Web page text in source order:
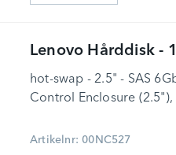
Lenovo Hårddisk -
hot-swap - 2.5" - SAS
Control Enclosure (2.5"),
Artikelnr: 00NC527